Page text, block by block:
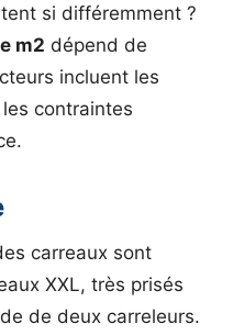
si différemment ?
m2 dépend de
incluent les
contraintes
carreaux sont
XXL, très prisés
de deux carreleurs.